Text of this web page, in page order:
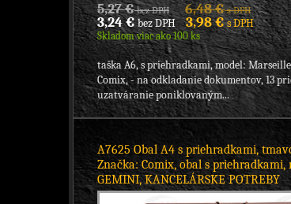
5,27 €bez DPH 6,48 €s DPH
3,24 €bez DPH 3,98 €s DPH
Skladom viac ako 100 ks
taška A6, s priehradkami, model:
Comix, - na odkladanie dokumentov, 13
uzatváranie poniklovaným...
A7625 Obal A4 s priehradkami,
Značka: Comix, obal s priehradkami,
GEMINI, KANCELÁRSKE POTREBY